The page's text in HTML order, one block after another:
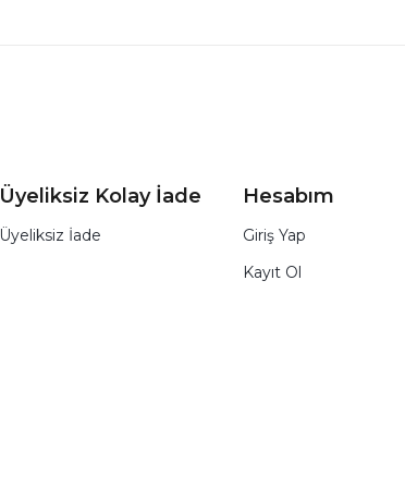
Üyeliksiz Kolay İade
Üyeliksiz İade
Hesabım
Giriş Yap
Kayıt Ol